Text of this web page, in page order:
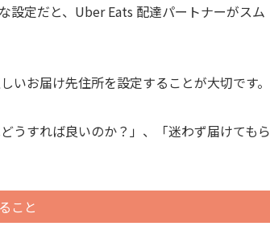
設定だと、Uber Eats 配達パートナーがスム
お届け先住所を設定することが大切です。
うすれば良いのか？」、「迷わず届けてもら
こと